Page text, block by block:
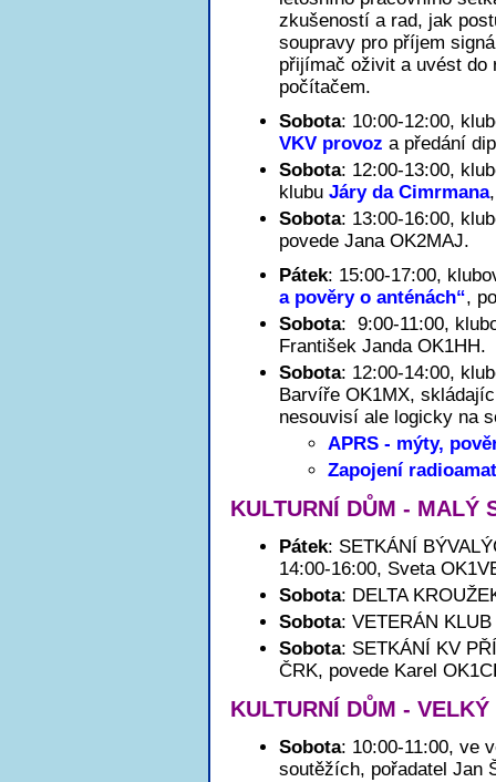
zkušeností a rad, jak
soupravy pro příjem
přijímač oživit a uvést do
počítačem.
Sobota: 10:00-12:00,
VKV provoz a předání
Sobota: 12:00-13:00,
klubuJáry da Cimrmana
Sobota: 13:00-16:00,
povede Jana OK2MAJ.
Pátek: 15:00-17:00,
a pověry o anténách“,
Sobota: 9:00-11:00,
František Janda OK1HH.
Sobota: 12:00-14:00,
Barvíře OK1MX,
nesouvisí ale logicky na
APRS - mýty,
Zapojení
KULTURNÍ DŮM - MALÝ
Pátek: SETKÁNÍ
14:00-16:00, Sveta
Sobota: DELTA
Sobota: VETERÁN
Sobota: SETKÁNÍ KV
ČRK, povede Karel
KULTURNÍ DŮM - VELKÝ
Sobota: 10:00-11:00, ve
soutěžích, pořadatel Jan